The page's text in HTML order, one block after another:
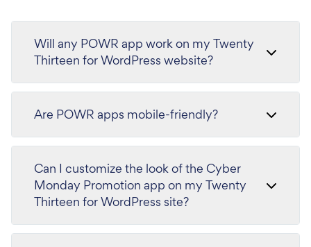
Will any POWR app work on my Twenty
Thirteen for WordPress website?
Are POWR apps mobile-friendly?
Can I customize the look of the Cyber
Monday Promotion app on my Twenty
Thirteen for WordPress site?